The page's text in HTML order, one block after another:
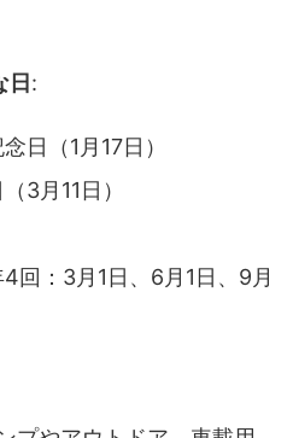
日:
日（1月17日）
3月11日）
回：3月1日、6月1日、9月